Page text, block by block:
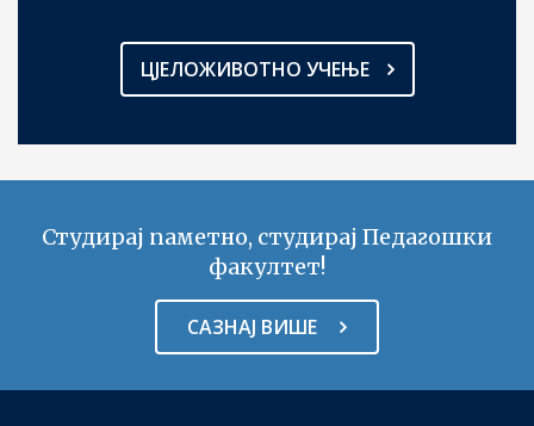
ЦЈЕЛОЖИВОТНО УЧЕЊЕ
Студирај паметно, студирај Педагошки
факултет!
САЗНАЈ ВИШЕ